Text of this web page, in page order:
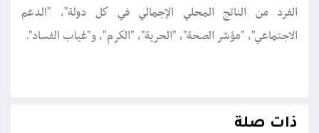
الفرد من الناتج المحلي الإجمالي في كل دولة"، "الدعم
الاجتماعي"، "مؤشر الصحة"، "الحرية"، "الكرم"، و"غياب الفساد".
ذات صلة